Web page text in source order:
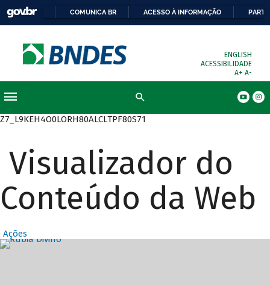
COMUNICA BR ACESSO À INFORMAÇÃO
ENGLISH
ACESSIBILIDADE
A+ A-
Z7_L9KEH4O0LORH80ALCLTPF80S71
Visualizador do
Conteúdo da Web
Ações
Destaques